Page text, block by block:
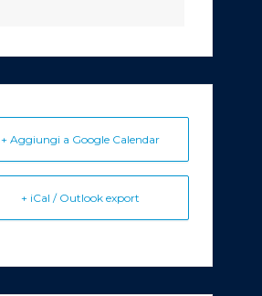
+ Aggiungi a Google Calendar
+ iCal / Outlook export